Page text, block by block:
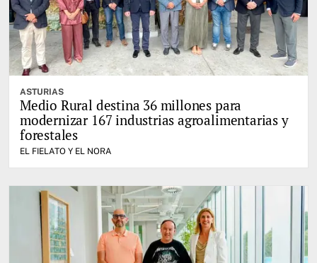
ASTURIAS
Medio Rural destina 36 millones para
modernizar 167 industrias agroalimentarias y
forestales
EL FIELATO Y EL NORA